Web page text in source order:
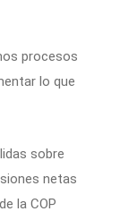
procesos
lo que
sobre
netas
la COP